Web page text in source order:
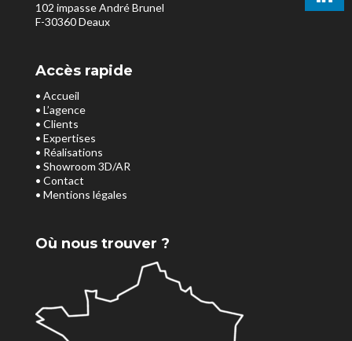
102 impasse André Brunel
F-30360 Deaux
Accès rapide
• Accueil
• L’agence
• Clients
• Expertises
• Réalisations
• Showroom 3D/AR
• Contact
• Mentions légales
Où nous trouver ?